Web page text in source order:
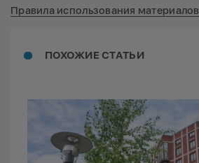
ПОХОЖИЕ СТАТЬИ
Правила использования материалов